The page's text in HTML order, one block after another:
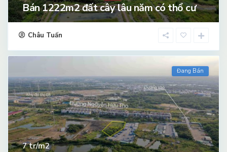
Bán 1222m2 đất cây lâu năm có thổ cư
Châu Tuấn
Đang Bán
7tr/m2